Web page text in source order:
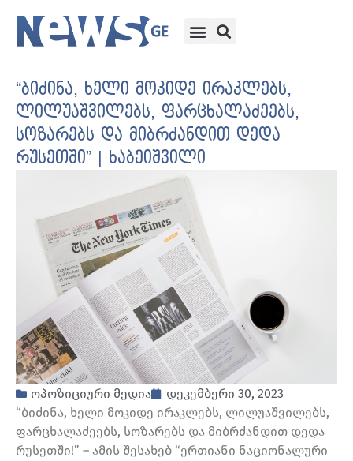
“ბიძინა, ხელი მოკიდე ირაკლებს,
ლილუაშვილებს, ფარცხალაძეებს,
სოზარებს და მიბრძანდით დედა
რუსეთში” | ხაბეიშვილი
ოპოზიციური მედია
დეკემბერი 30, 2023
“ბიძინა, ხელი მოკიდე ირაკლებს, ლილუაშვილებს,
ფარცხალაძეებს, სოზარებს და მიბრძანდით დედა
რუსეთში!” – ამის შესახებ “ერთიანი ნაციონალური